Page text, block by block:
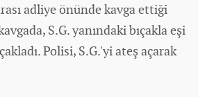
adliye önünde kavga ettiği
S.G. yanındaki bıçakla eşi
Polisi, S.G.'yi ateş açarak